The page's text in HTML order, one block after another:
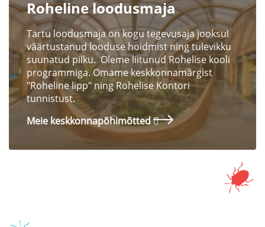
Roheline loodusmaja
Tartu loodusmaja on kogu tegevusaja jooksul
väärtustanud looduse hoidmist ning tulevikku
suunatud pilku. Oleme liitunud Rohelise kooli
programmiga. Omame keskkonnamärgist
"Roheline lipp" ning Rohelise Kontori
tunnistust.
Meie keskkonnapõhimõtted